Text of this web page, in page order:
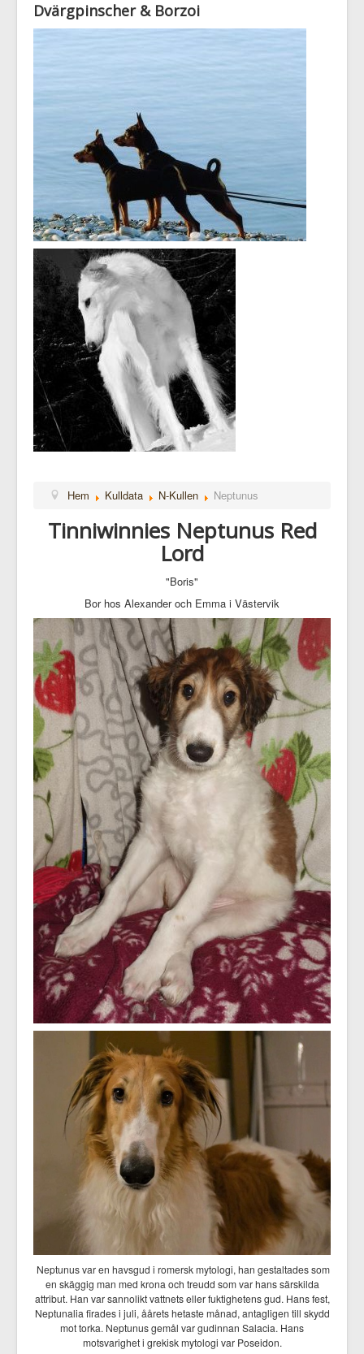
Dvärgpinscher & Borzoi
Hem Kulldata N-Kullen Neptunus
Tinniwinnies Neptunus Red
Lord
"Boris"
Bor hos Alexander och Emma i Västervik
Neptunus var en havsgud i romersk mytologi, han gestaltades som
en skäggig man med krona och treudd som var hans särskilda
attribut. Han var sannolikt vattnets eller fuktighetens gud. Hans fest,
Neptunalia firades i juli, åårets hetaste månad, antagligen till skydd
mot torka. Neptunus gemål var gudinnan Salacia. Hans
motsvarighet i grekisk mytologi var Poseidon.